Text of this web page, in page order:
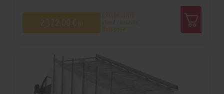
2 372,00 € HT
PRIX DE VENTE
client conseillé
Hors pose